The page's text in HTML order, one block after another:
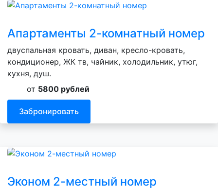
Апартаменты 2-комнатный номер
двуспальная кровать, диван, кресло-кровать,
кондиционер, ЖК тв, чайник, холодильник, утюг,
кухня, душ.
от 5800 рублей
Забронировать
Эконом 2-местный номер